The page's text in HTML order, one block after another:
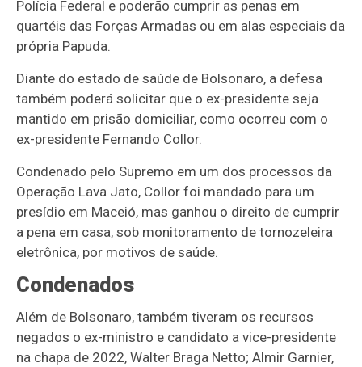
Polícia Federal e poderão cumprir as penas em
quartéis das Forças Armadas ou em alas especiais da
própria Papuda.
Diante do estado de saúde de Bolsonaro, a defesa
também poderá solicitar que o ex-presidente seja
mantido em prisão domiciliar, como ocorreu com o
ex-presidente Fernando Collor.
Condenado pelo Supremo em um dos processos da
Operação Lava Jato, Collor foi mandado para um
presídio em Maceió, mas ganhou o direito de cumprir
a pena em casa, sob monitoramento de tornozeleira
eletrônica, por motivos de saúde.
Condenados
Além de Bolsonaro, também tiveram os recursos
negados o ex-ministro e candidato a vice-presidente
na chapa de 2022, Walter Braga Netto; Almir Garnier,